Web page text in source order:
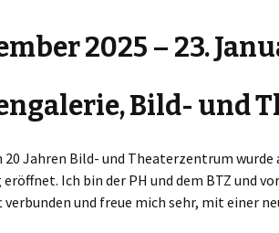
FRÜHER
2025 – 23.
Bild- und
20 Jahren Bild- und Theaterzentrum
eröffnet. Ich bin der PH und dem BTZ und
verbunden und freue mich sehr, mit einer